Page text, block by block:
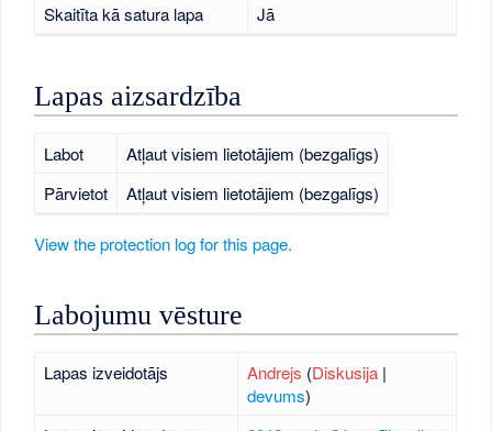
Skaitīta kā satura lapa Jā
Lapas aizsardzība
Labot
Atļaut visiem lietotājiem (bezgalīgs)
Pārvietot
Atļaut visiem lietotājiem (bezgalīgs)
View the protection log for this page.
Labojumu vēsture
Lapas izveidotājs Andrejs (Diskusija|
devums)